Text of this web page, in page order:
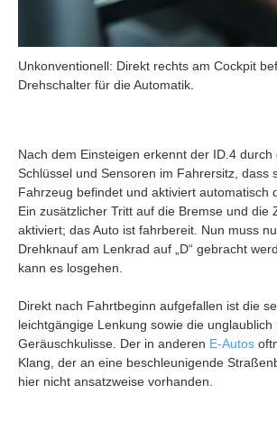
Unkonventionell: Direkt rechts am Cockpit
Drehschalter für die Automatik.
Nach dem Einsteigen erkennt der ID.4
Schlüssel und Sensoren im Fahrersitz, dass
Fahrzeug befindet und aktiviert automatisch
Ein zusätzlicher Tritt auf die Bremse und die
aktiviert; das Auto ist fahrbereit. Nun muss
Drehknauf am Lenkrad auf „D“ gebracht
kann es losgehen.
Direkt nach Fahrtbeginn aufgefallen ist die
leichtgängige Lenkung sowie die unglaublich
Geräuschkulisse. Der in anderen E-Autos
Klang, der an eine beschleunigende
hier nicht ansatzweise vorhanden.